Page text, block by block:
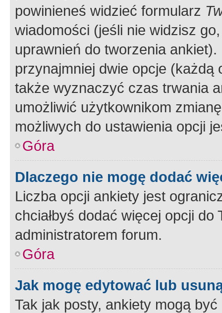
powinieneś widzieć formularz
wiadomości (jeśli nie widzisz
uprawnień do tworzenia
przynajmniej dwie opcje
także wyznaczyć czas trwania
umożliwić użytkownikom
możliwych do ustawienia opcji
Góra
Dlaczego nie mogę dodać
Liczba opcji ankiety jest
chciałbyś dodać więcej opcji
administratorem forum.
Góra
Jak mogę edytować lub
Tak jak posty, ankiety mogą